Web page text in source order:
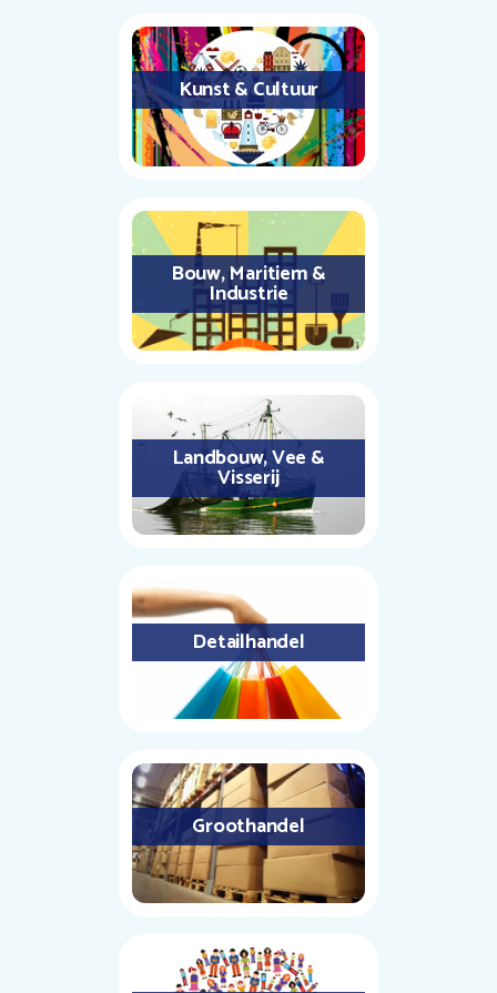
Kunst & Cultuur
Bouw, Maritiem &
Industrie
Landbouw, Vee &
Visserij
Detailhandel
Groothandel